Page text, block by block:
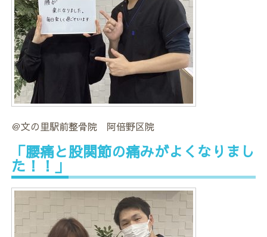
＠文の里駅前整骨院 阿倍野区院
「腰痛と股関節の痛みがよくなりまし
た！！」